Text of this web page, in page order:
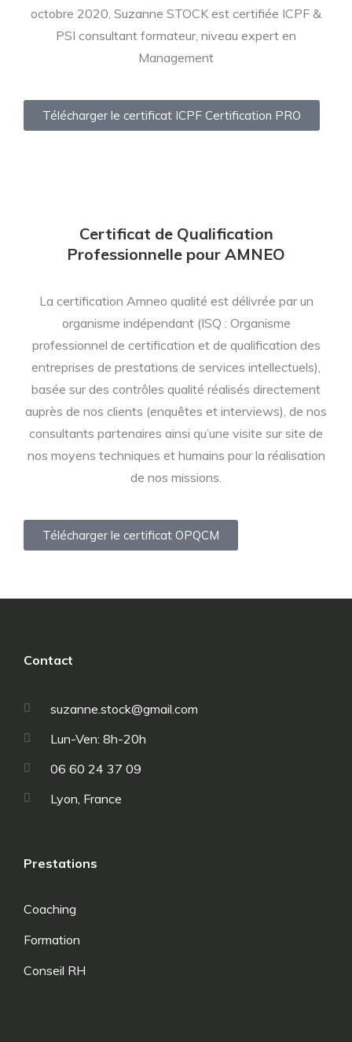
octobre 2020, Suzanne STOCK est certifiée ICPF &
PSI consultant formateur, niveau expert en
Management
Télécharger le certificat ICPF Certification PRO
Certificat de Qualification
Professionnelle pour AMNEO
La certification Amneo qualité est délivrée par un
organisme indépendant (ISQ : Organisme
professionnel de certification et de qualification des
entreprises de prestations de services intellectuels),
basée sur des contrôles qualité réalisés directement
auprès de nos clients (enquêtes et interviews), de nos
consultants partenaires ainsi qu’une visite sur site de
nos moyens techniques et humains pour la réalisation
de nos missions.
Télécharger le certificat OPQCM
Contact
suzanne.stock@gmail.com
Lun-Ven: 8h-20h
06 60 24 37 09
Lyon, France
Prestations
Coaching
Formation
Conseil RH